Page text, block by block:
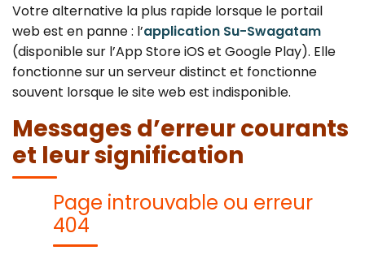
Votre alternative la plus rapide lorsque le portail
web est en panne : l’application Su-Swagatam
(disponible sur l’App Store iOS et Google Play). Elle
fonctionne sur un serveur distinct et fonctionne
souvent lorsque le site web est indisponible.
Messages d’erreur courants
et leur signification
Page introuvable ou erreur
404